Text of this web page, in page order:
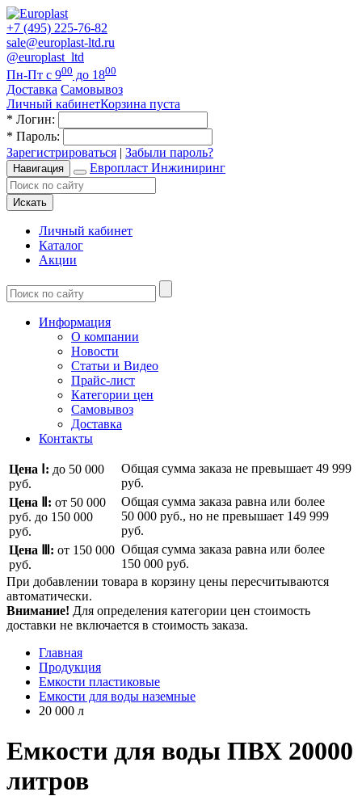
+7 (495) 225-76-82
sale@europlast-ltd.ru
@europlast_ltd
Пн-Пт с 900 до 1800
Доставка Самовывоз
Личный кабинетКорзина пуста
* Логин:
* Пароль:
Зарегистрироваться | Забыли пароль?
Навигация Европласт Инжиниринг
Искать
Личный кабинет
Каталог
Акции
Информация
О компании
Новости
Статьи и Видео
Прайс-лист
Категории цен
Самовывоз
Доставка
Контакты
Цена Ⅰ: до 50 000
руб.
Общая сумма заказа не превышает 49 999
руб.
Цена Ⅱ: от 50 000
руб. до 150 000
руб.
Общая сумма заказа равна или более
50 000 руб., но не превышает 149 999
руб.
Цена Ⅲ: от 150 000
руб.
Общая сумма заказа равна или более
150 000 руб.
При добавлении товара в корзину цены пересчитываются
автоматически.
Внимание! Для определения категории цен стоимость
доставки не включается в стоимость заказа.
Главная
Продукция
Емкости пластиковые
Емкости для воды наземные
20 000 л
Емкости для воды ПВХ 20000
литров